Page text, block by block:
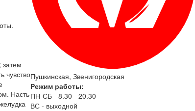
затем
чувство
Насть
Пушкинская, Звенигородская
Режим работы:
ПН-СБ - 8.30 - 20.30
ВС - выходной